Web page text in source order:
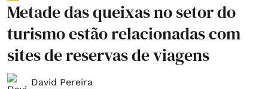
Metade das queixas no setor do
turismo estão relacionadas com
sites de reservas de viagens
David Pereira